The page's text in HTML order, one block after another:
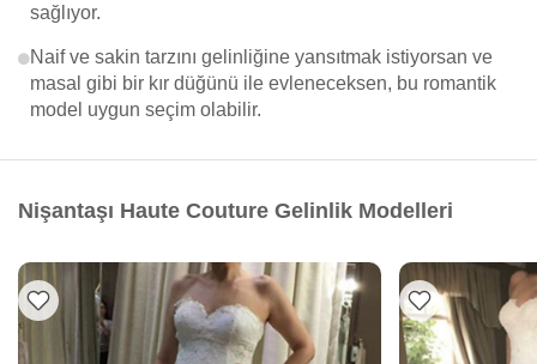
sağlıyor.
Naif ve sakin tarzını gelinliğine yansıtmak istiyorsan ve
masal gibi bir kır düğünü ile evleneceksen, bu romantik
model uygun seçim olabilir.
Nişantaşı Haute Couture Gelinlik Modelleri